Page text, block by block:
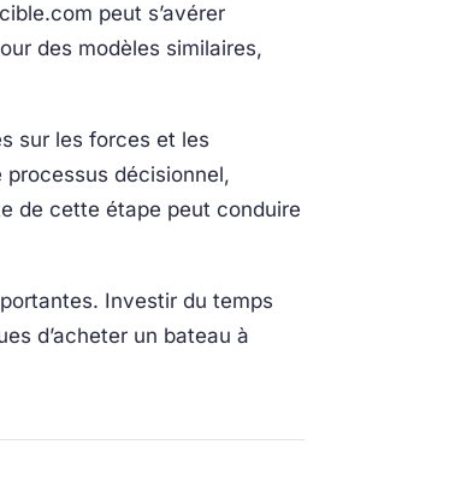
peut s’avérer
des modèles similaires,
sur les forces et les
décisionnel,
de cette étape peut conduire
Investir du temps
d’acheter un bateau à